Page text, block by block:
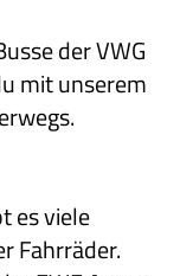
der VWG
mit unserem
es viele
Fahrräder.